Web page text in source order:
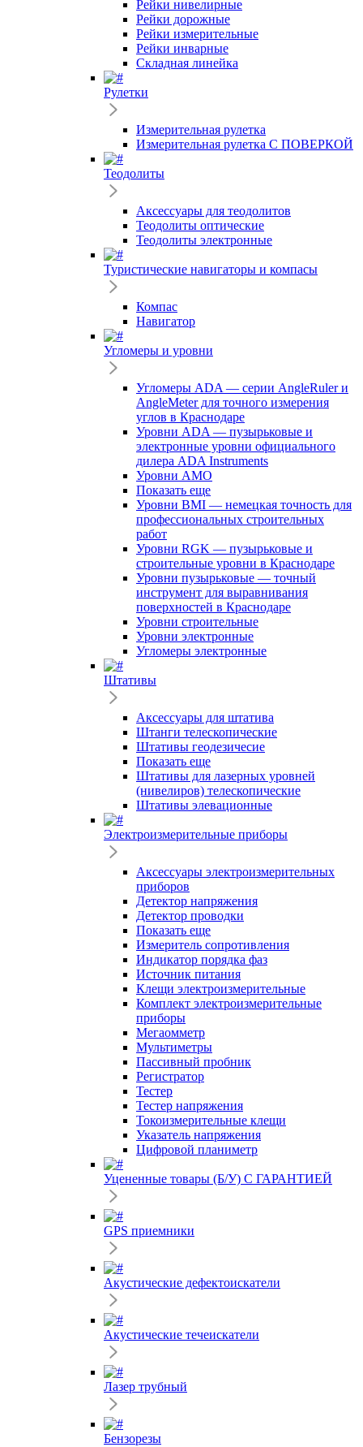
Рейки нивелирные
Рейки дорожные
Рейки измерительные
Рейки инварные
Складная линейка
Рулетки
Измерительная рулетка
Измерительная рулетка С ПОВЕРКОЙ
Теодолиты
Аксессуары для теодолитов
Теодолиты оптические
Теодолиты электронные
Туристические навигаторы и компасы
Компас
Навигатор
Угломеры и уровни
Угломеры ADA — серии AngleRuler и
AngleMeter для точного измерения
углов в Краснодаре
Уровни ADA — пузырьковые и
электронные уровни официального
дилера ADA Instruments
Уровни AMO
Показать еще
Уровни BMI — немецкая точность для
профессиональных строительных
работ
Уровни RGK — пузырьковые и
строительные уровни в Краснодаре
Уровни пузырьковые — точный
инструмент для выравнивания
поверхностей в Краснодаре
Уровни строительные
Уровни электронные
Угломеры электронные
Штативы
Аксессуары для штатива
Штанги телескопические
Штативы геодезичесие
Показать еще
Штативы для лазерных уровней
(нивелиров) телескопические
Штативы элевационные
Электроизмерительные приборы
Аксессуары электроизмерительных
приборов
Детектор напряжения
Детектор проводки
Показать еще
Измеритель сопротивления
Индикатор порядка фаз
Источник питания
Клещи электроизмерительные
Комплект электроизмерительные
приборы
Мегаомметр
Мультиметры
Пассивный пробник
Регистратор
Тестер
Тестер напряжения
Токоизмерительные клещи
Указатель напряжения
Цифровой планиметр
Уцененные товары (Б/У) С ГАРАНТИЕЙ
GPS приемники
Акустические дефектоискатели
Акустические течеискатели
Лазер трубный
Бензорезы